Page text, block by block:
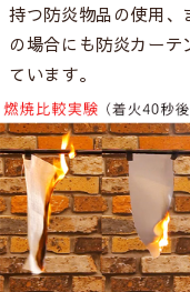
持つ防炎物品の使用、
の場合にも防炎カー
ています。